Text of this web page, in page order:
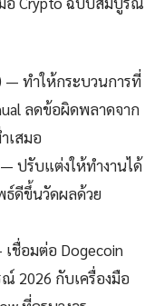
— ทำให้กระบวนการที่
ลดข้อผิดพลาดจาก
เสมอ
— ปรับแต่งให้ทำงานได้
ธ์ดีขึ้นวัดผลด้วย
ชื่อมต่อ Dogecoin
2026 กับเครื่องมือ